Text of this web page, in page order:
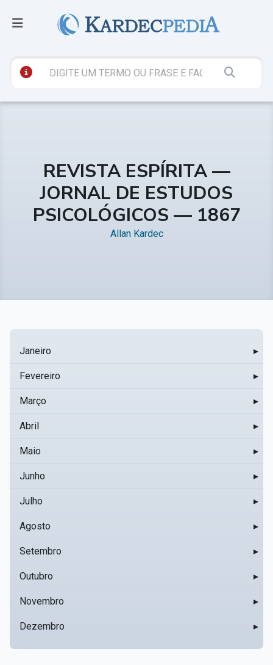
REVISTA ESPÍRITA —
JORNAL DE ESTUDOS
PSICOLÓGICOS — 1867
Allan Kardec
Janeiro ▸
Fevereiro ▸
Março ▸
Abril ▸
Maio ▸
Junho ▸
Julho ▸
Agosto ▸
Setembro ▸
Outubro ▸
Novembro ▸
Dezembro ▸